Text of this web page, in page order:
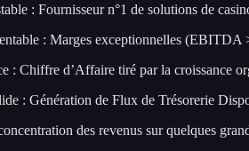
: Fournisseur n°1 de solutions de
: Marges exceptionnelles (EBITDA
: Chiffre d’Affaire tiré par la croissance
: Génération de Flux de Trésorerie
des revenus sur quelques